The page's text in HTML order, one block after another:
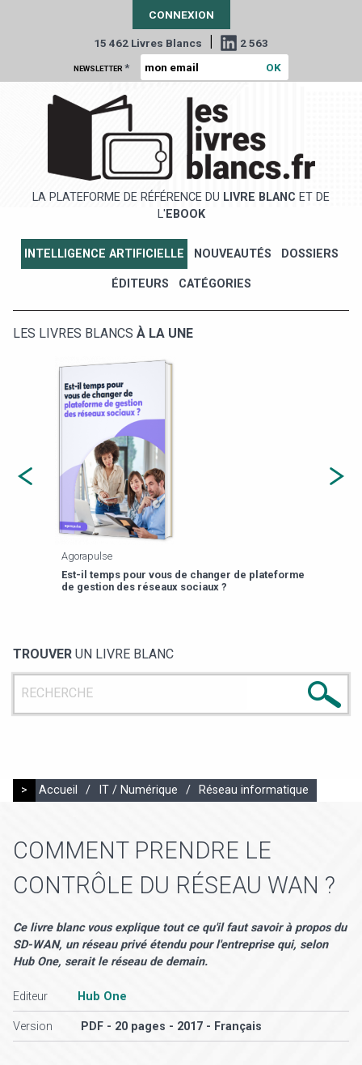
CONNEXION
15 462 Livres Blancs | 2 563
NEWSLETTER *
LA PLATEFORME DE RÉFÉRENCE DU LIVRE BLANC ET DE
L' EBOOK
INTELLIGENCE ARTIFICIELLE NOUVEAUTÉS DOSSIERS
ÉDITEURS CATÉGORIES
LES LIVRES BLANCS À LA UNE
Agorapulse
Est-il temps pour vous de changer de plateforme
de gestion des réseaux sociaux ?
TROUVER UN LIVRE BLANC
> Accueil / IT / Numérique / Réseau informatique
COMMENT PRENDRE LE
CONTRÔLE DU RÉSEAU WAN ?
Ce livre blanc vous explique tout ce qu'il faut savoir à propos du
SD-WAN, un réseau privé étendu pour l'entreprise qui, selon
Hub One, serait le réseau de demain.
Editeur Hub One
Version PDF - 20 pages - 2017 - Français